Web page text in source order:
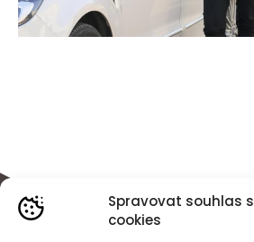
Spravovat souhlas s
cookies